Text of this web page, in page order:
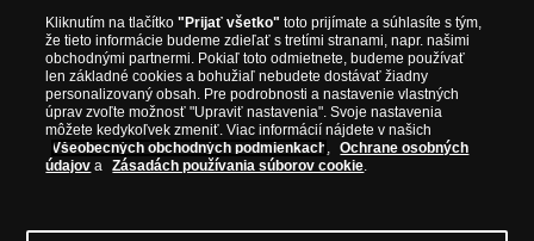
© Copyright 2026 - Národná Pokladnica, s. r. o.; Námestie Mateja Korvína 1,
Kliknutím na tlačítko"Prijať všetko" toto prijímate a súhlasíte s tým,
že tieto informácie budeme zdieľať s tretími stranami, napr. našimi
obchodnými partnermi. Pokiaľ toto odmietnete, budeme používať
len základné cookies a bohužiaľ nebudete dostávať žiadny
personalizovaný obsah. Pre podrobnosti a nastavenie vlastných
úprav zvoľte možnosť "Upraviť nastavenia". Svoje nastavenia
môžete kedykoľvek zmeniť. Viac informácií nájdete v našich
Všeobecných obchodných podmienkach ,
Ochrane osobných
údajov a Zásadách používania súborov cookie.